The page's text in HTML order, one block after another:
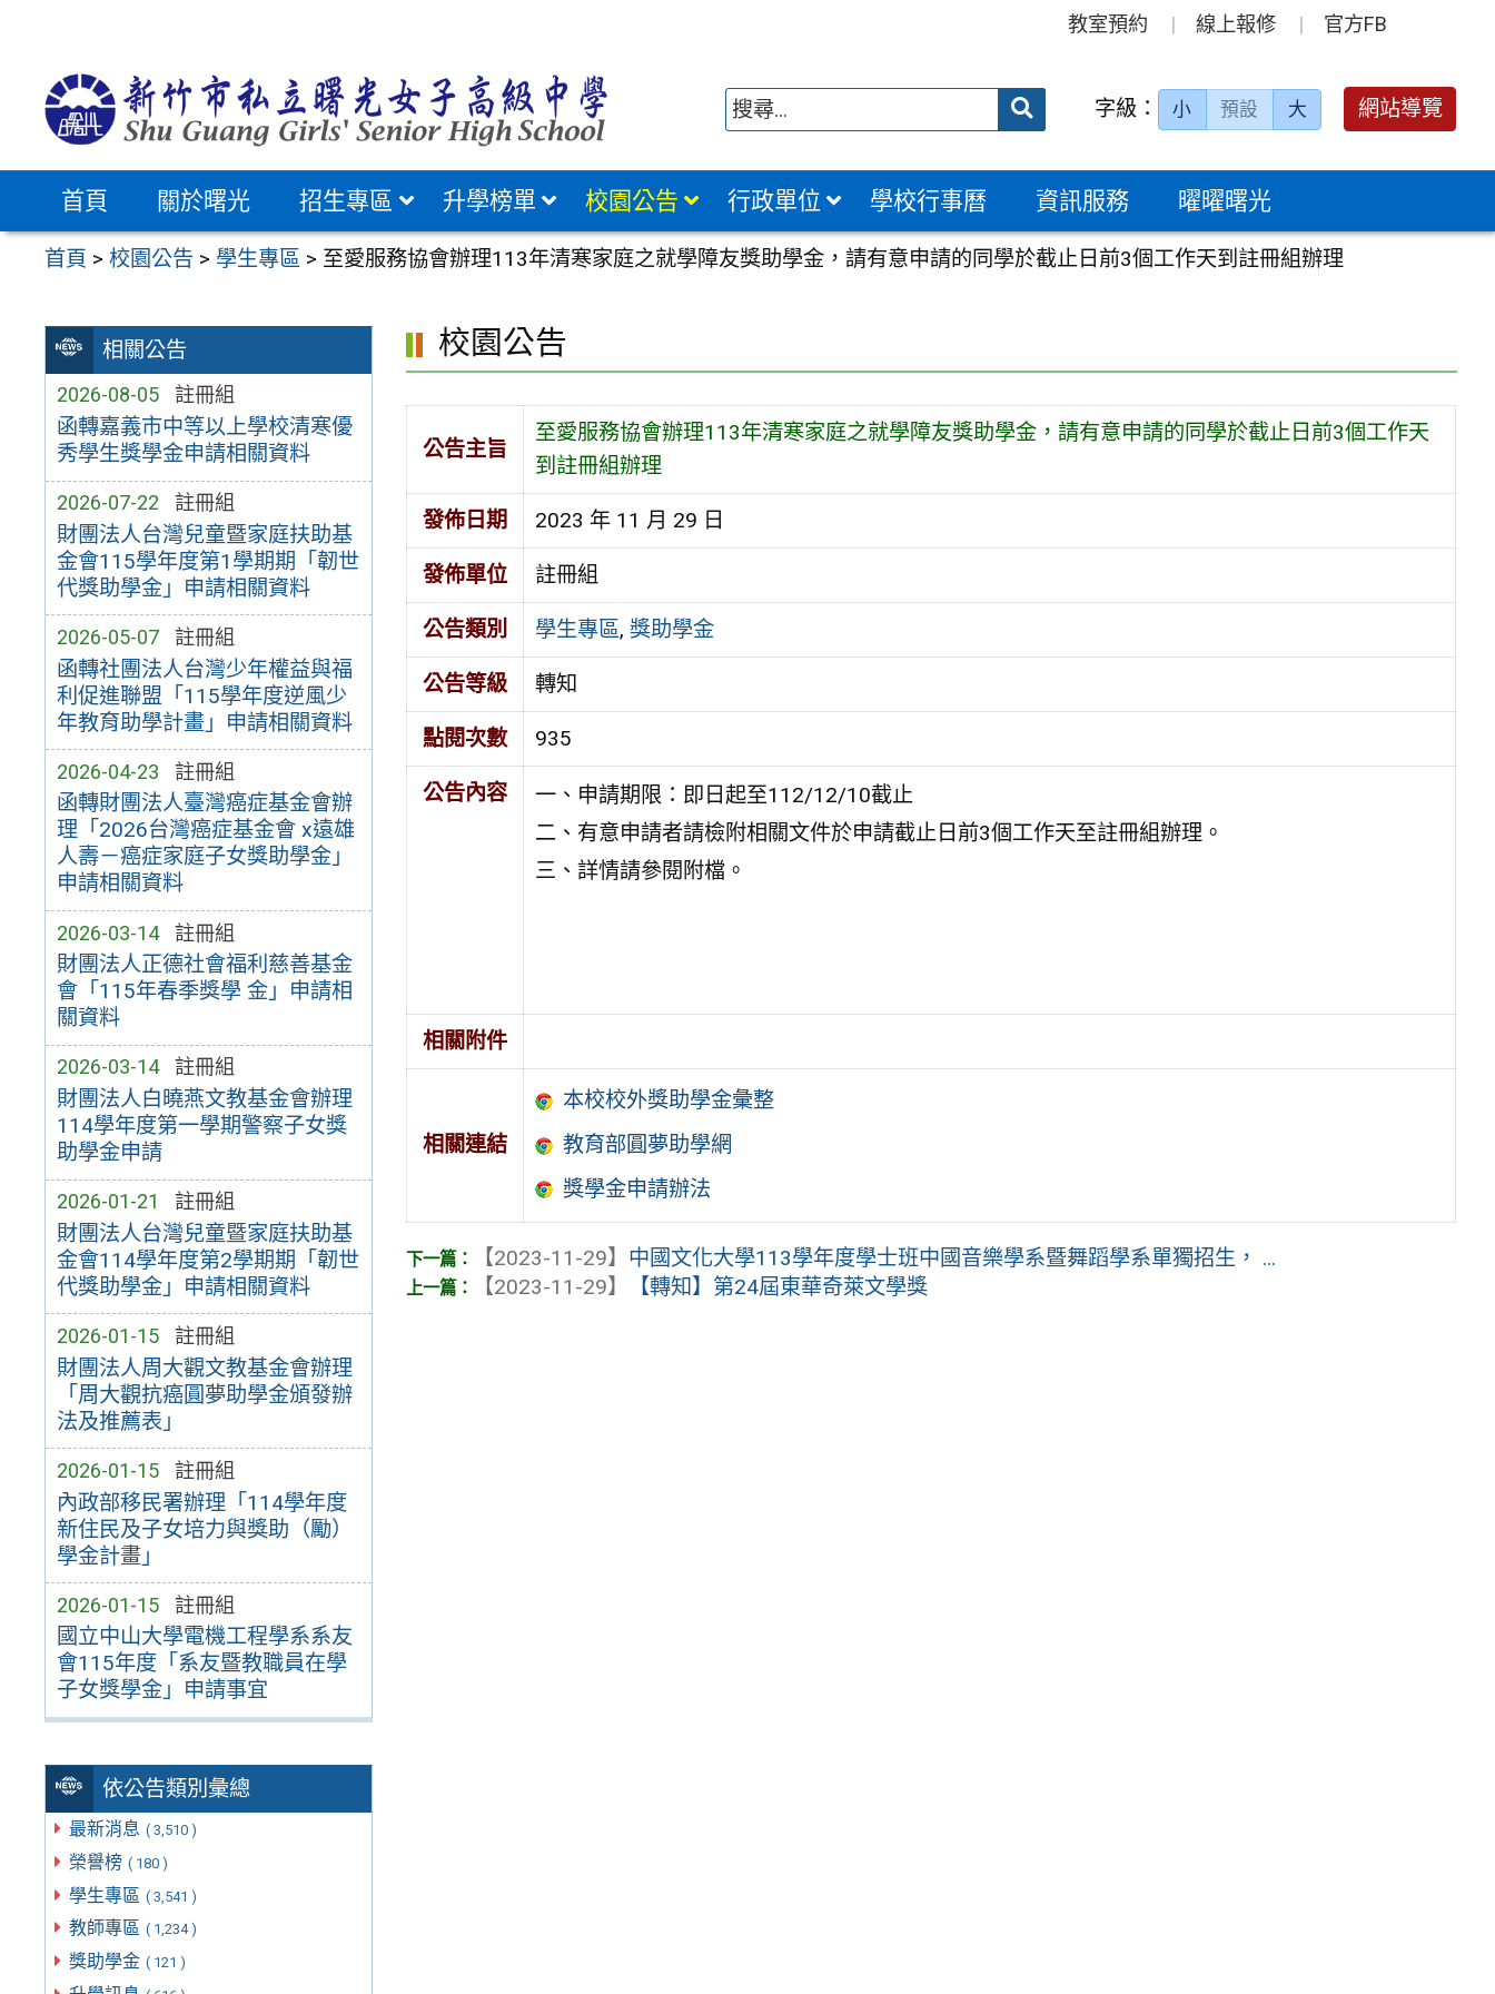
教室預約 線上報修 官方FB
送出 字級： 小 預設 大 網站導覽
首頁 關於曙光 招生專區 升學榜單 校園公告 行政單位 學校行事曆 資訊服務 曜曜曙光
首頁 >校園公告 > 學生專區 > 至愛服務協會辦理113年清寒家庭之就學障友獎助學金，請有意申請的同學於截止日前3個工作天到註冊組辦理
相關公告
2026-08-05 註冊組
函轉嘉義市中等以上學校清寒優
秀學生獎學金申請相關資料
2026-07-22 註冊組
財團法人台灣兒童暨家庭扶助基
金會115學年度第1學期期「韌世
代獎助學金」申請相關資料
2026-05-07 註冊組
函轉社團法人台灣少年權益與福
利促進聯盟「115學年度逆風少
年教育助學計畫」申請相關資料
2026-04-23 註冊組
函轉財團法人臺灣癌症基金會辦
理「2026台灣癌症基金會 x遠雄
人壽－癌症家庭子女獎助學金」
申請相關資料
2026-03-14 註冊組
財團法人正德社會福利慈善基金
會「115年春季獎學 金」申請相
關資料
2026-03-14 註冊組
財團法人白曉燕文教基金會辦理
114學年度第一學期警察子女獎
助學金申請
2026-01-21 註冊組
財團法人台灣兒童暨家庭扶助基
金會114學年度第2學期期「韌世
代獎助學金」申請相關資料
2026-01-15 註冊組
財團法人周大觀文教基金會辦理
「周大觀抗癌圓夢助學金頒發辦
法及推薦表」
2026-01-15 註冊組
內政部移民署辦理「114學年度
新住民及子女培力與獎助（勵）
學金計畫」
2026-01-15 註冊組
國立中山大學電機工程學系系友
會115年度「系友暨教職員在學
子女獎學金」申請事宜
依公告類別彙總
最新消息 ( 3,510 )
榮譽榜 ( 180 )
學生專區 ( 3,541 )
教師專區 ( 1,234 )
獎助學金 ( 121 )
校園公告
公告主旨
至愛服務協會辦理113年清寒家庭之就學障友獎助學金，請有意申請的同學於截止日前3個工作天
到註冊組辦理
發佈日期 2023 年 11 月 29 日
發佈單位 註冊組
公告類別 學生專區, 獎助學金
公告等級 轉知
點閱次數 935
公告內容
一、申請期限：即日起至112/12/10截止
二、有意申請者請檢附相關文件於申請截止日前3個工作天至註冊組辦理。
三、詳情請參閱附檔。
相關附件
相關連結
本校校外獎助學金彙整
教育部圓夢助學網
獎學金申請辦法
【2023-11-29】 中國文化大學113學年度學士班中國音樂學系暨舞蹈學系單獨招生， ...
【2023-11-29】
【轉知】第24屆東華奇萊文學獎